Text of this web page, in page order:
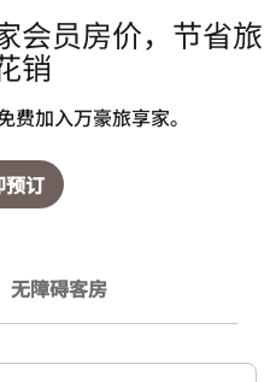
会员房价，节省旅
销
费加入万豪旅享家。
预订
无障碍客房